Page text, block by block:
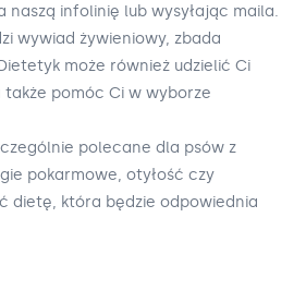
infolinię lub wysyłając maila.
wywiad żywieniowy, zbada
może również udzielić Ci
pomóc Ci w wyborze
polecane dla psów z
pokarmowe, otyłość czy
dietę, która będzie odpowiednia